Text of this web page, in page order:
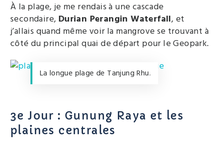
À la plage, je me rendais à une cascade
secondaire, Durian Perangin Waterfall, et
j’allais quand même voir la mangrove se trouvant à
côté du principal quai de départ pour le Geopark.
La longue plage de Tanjung Rhu.
3e Jour : Gunung Raya et les
plaines centrales